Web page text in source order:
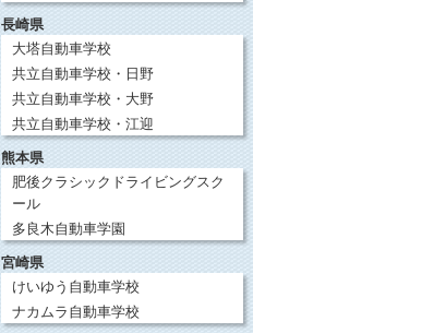
長崎県
大塔自動車学校
共立自動車学校・日野
共立自動車学校・大野
共立自動車学校・江迎
熊本県
肥後クラシックドライビングスク
ール
多良木自動車学園
宮崎県
けいゆう自動車学校
ナカムラ自動車学校